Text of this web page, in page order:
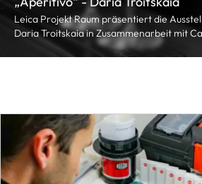
Leica Projekt Raum präsentiert die
Daria Troitskaia in Zusammenarbeit mit